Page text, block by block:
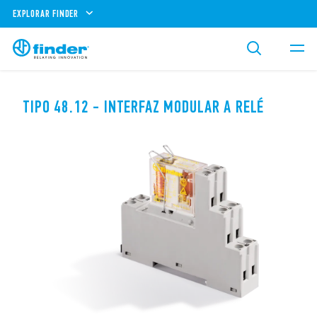
EXPLORAR FINDER
TIPO 48.12 - INTERFAZ MODULAR A RELÉ